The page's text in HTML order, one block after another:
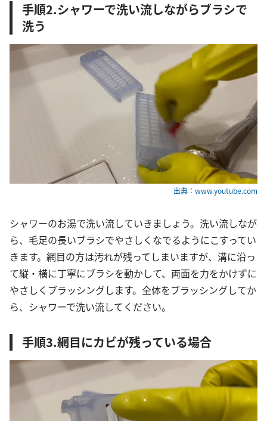
手順2.シャワーで洗い流しながらブラシで
洗う
出典：www.youtube.com
シャワーのお湯で洗い流していきましょう。洗い流しなが
ら、毛足の長いブラシでやさしくなでるようにこすってい
きます。網目の方は汚れが残ってしまいますが、溝に沿っ
て縦・横に丁寧にブラシを動かして、両面を力をかけずに
やさしくブラッシングします。全体をブラッシングしてか
ら、シャワーで洗い流してください。
手順3.網目にカビが残っている場合